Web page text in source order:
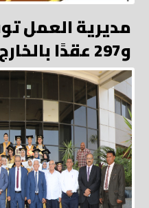
و297 عقدًا بالخارج